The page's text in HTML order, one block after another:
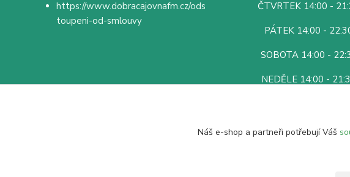
https://www.dobracajovnafm.cz/ods
toupeni-od-smlouvy
ČTVRTEK 14:00 -
PÁTEK 14:00 -
SOBOTA 14:00 -
NEDĚLE 14:00 -
Náš e-shop a partneři potřebují Váš